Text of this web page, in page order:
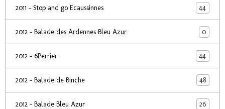
2011 - Stop and go Ecaussinnes 44
2012 - Balade des Ardennes Bleu Azur 0
2012 - 6Perrier 44
2012 - Balade de Binche 48
2012 - Balade Bleu Azur 26